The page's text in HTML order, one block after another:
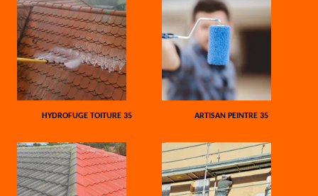
HYDROFUGE TOITURE 35 ARTISAN PEINTRE 35